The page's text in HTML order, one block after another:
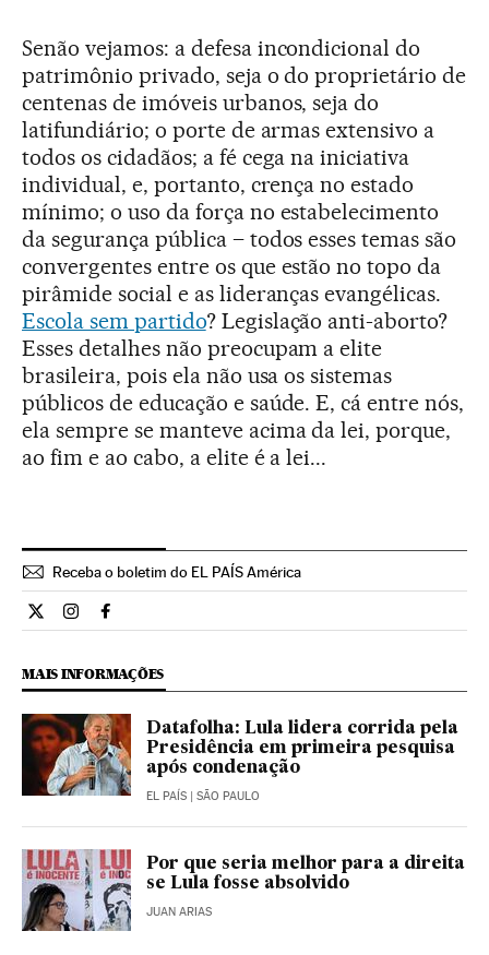
Senão vejamos: a defesa incondicional do
patrimônio privado, seja o do proprietário de
centenas de imóveis urbanos, seja do
latifundiário; o porte de armas extensivo a
todos os cidadãos; a fé cega na iniciativa
individual, e, portanto, crença no estado
mínimo; o uso da força no estabelecimento
da segurança pública – todos esses temas são
convergentes entre os que estão no topo da
pirâmide social e as lideranças evangélicas.
Escola sem partido? Legislação anti-aborto?
Esses detalhes não preocupam a elite
brasileira, pois ela não usa os sistemas
públicos de educação e saúde. E, cá entre nós,
ela sempre se manteve acima da lei, porque,
ao fim e ao cabo, a elite é a lei...
Receba o boletim do EL PAÍS América
Opiniao El País Brasil en Twitter
Opiniao El País Brasil en Instagram
Opiniao El País Brasil en Facebook
MAIS INFORMAÇÕES
Datafolha: Lula lidera corrida pela
Presidência em primeira pesquisa
após condenação
EL PAÍS | SÃO PAULO
Por que seria melhor para a direita
se Lula fosse absolvido
JUAN ARIAS